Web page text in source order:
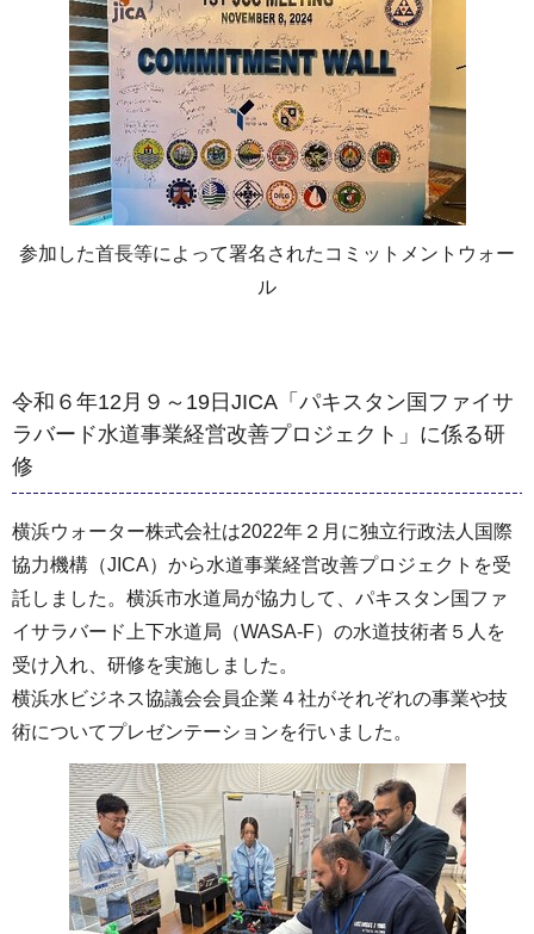
参加した首長等によって署名されたコミットメントウォー
ル
令和６年12月９～19日JICA「パキスタン国ファイサ
ラバード水道事業経営改善プロジェクト」に係る研
修
横浜ウォーター株式会社は2022年２月に独立行政法人国際
協力機構（JICA）から水道事業経営改善プロジェクトを受
託しました。横浜市水道局が協力して、パキスタン国ファ
イサラバード上下水道局（WASA-F）の水道技術者５人を
受け入れ、研修を実施しました。
横浜水ビジネス協議会会員企業４社がそれぞれの事業や技
術についてプレゼンテーションを行いました。